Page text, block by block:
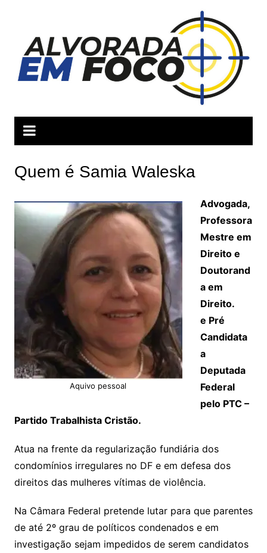
conteúdo
Quem é Samia Waleska
Aquivo pessoal
Advogada,
Professora
Mestre em
Direito e
Doutorand
a em
Direito.
e Pré
Candidata
a
Deputada
Federal
pelo PTC –
Partido Trabalhista Cristão.
Atua na frente da regularização fundiária dos
condomínios irregulares no DF e em defesa dos
direitos das mulheres vítimas de violência.
Na Câmara Federal pretende lutar para que parentes
de até 2º grau de políticos condenados e em
investigação sejam impedidos de serem candidatos